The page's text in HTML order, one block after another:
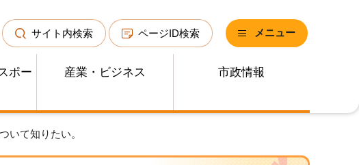
サイト内検索 ページID検索 メニュー
ポー
産業・ビジネス 市政情報
いて知りたい。